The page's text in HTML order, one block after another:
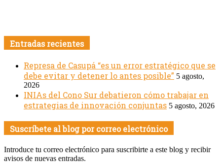
Entradas recientes
Represa de Casupá “es un error estratégico que se
debe evitar y detener lo antes posible” 5 agosto,
2026
INIAs del Cono Sur debatieron cómo trabajar en
estrategias de innovación conjuntas 5 agosto, 2026
Suscríbete al blog por correo electrónico
Introduce tu correo electrónico para suscribirte a este blog y recibir
avisos de nuevas entradas.